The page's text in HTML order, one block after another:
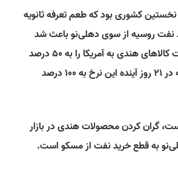
۲۰۲۵، هند نخستین کشوری بود که طعم تعرفه ثانویه
نفت روسیه از سوی دهلی‌نو باعث شد
واشنگتن تعرفه واردات کالاهای هندی به آمریکا را به ۵۰ درصد
برساند و تهدید کند که در ۲۱ روز آینده این نرخ به ۱۰۰ درصد
گران کردن محصولات هندی در بازار
به قطع خرید نفت از مسکو است.